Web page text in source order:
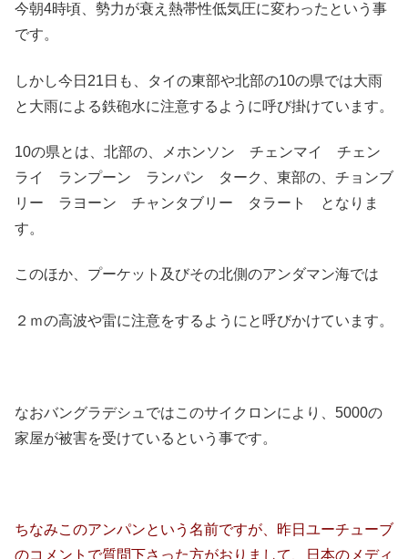
今朝4時頃、勢力が衰え熱帯性低気圧に変わったという事
です。
しかし今日21日も、タイの東部や北部の10の県では大雨
と大雨による鉄砲水に注意するように呼び掛けています。
10の県とは、北部の、メホンソン チェンマイ チェン
ライ ランプーン ランパン ターク、東部の、チョンブ
リー ラヨーン チャンタブリー タラート となりま
す。
このほか、プーケット及びその北側のアンダマン海では
２ｍの高波や雷に注意をするようにと呼びかけています。
なおバングラデシュではこのサイクロンにより、5000の
家屋が被害を受けているという事です。
ちなみこのアンパンという名前ですが、昨日ユーチューブ
のコメントで質問下さった方がおりまして、日本のメディ